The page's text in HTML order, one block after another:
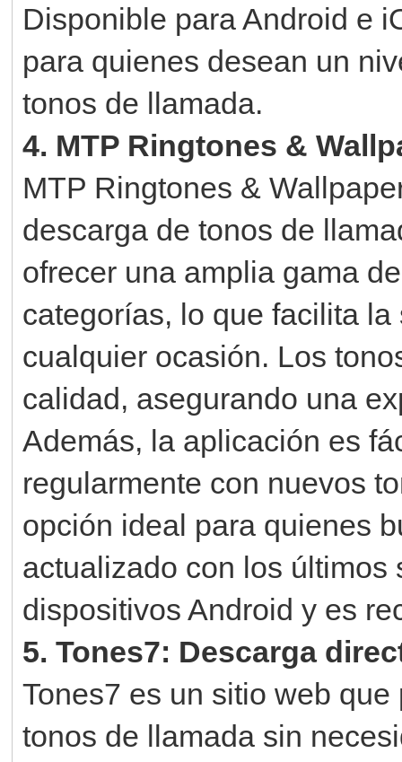
Disponible para Android e
para quienes desean un
tonos de llamada.
4. MTP Ringtones &
MTP Ringtones &
descarga de tonos de
ofrecer una amplia gama
categorías, lo que facilita
cualquier ocasión. Los
calidad, asegurando una
Además, la aplicación es
regularmente con nuevos
opción ideal para quienes
actualizado con los
dispositivos Android y es
5. Tones7: Descarga
Tones7 es un sitio web
tonos de llamada sin